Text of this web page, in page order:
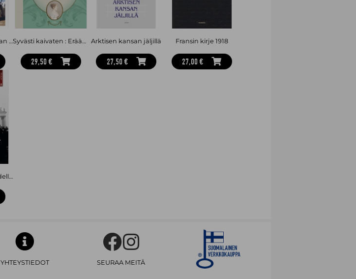
Ilmasota - Jatkosodan merkittävimmät taistelut Syvästi kaivaten : Erään perheen kirjeitä Suomen sodasta
29,50 €
Arktisen kansan jäljillä
27,50 €
Fransin kirje 1918
27,00 €
Hyvästit alamaisuudelle : kuinka Suomi raivasi tiensä demokratiaan
YHTEYSTIEDOT SEURAA MEITÄ